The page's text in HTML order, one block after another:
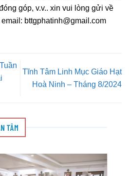
góp, v.v.. xin vui lòng gửi về
bttgphatinh@gmail.com
Tĩnh Tâm Linh Mục Giáo Hạt
Hoà Ninh – Tháng 8/2024
TÂM